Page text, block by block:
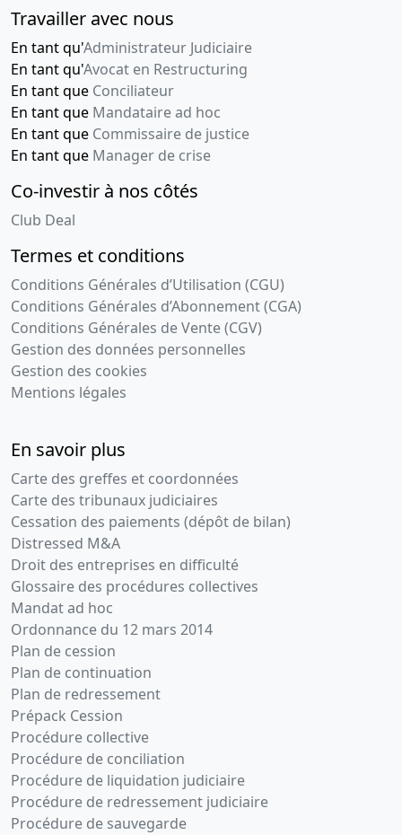
Travailler avec nous
En tant qu'Administrateur Judiciaire
En tant qu'Avocat en Restructuring
En tant que Conciliateur
En tant que Mandataire ad hoc
En tant que Commissaire de justice
En tant que Manager de crise
Co-investir à nos côtés
Club Deal
Termes et conditions
Conditions Générales d’Utilisation (CGU)
Conditions Générales d’Abonnement (CGA)
Conditions Générales de Vente (CGV)
Gestion des données personnelles
Gestion des cookies
Mentions légales
En savoir plus
Carte des greffes et coordonnées
Carte des tribunaux judiciaires
Cessation des paiements (dépôt de bilan)
Distressed M&A
Droit des entreprises en difficulté
Glossaire des procédures collectives
Mandat ad hoc
Ordonnance du 12 mars 2014
Plan de cession
Plan de continuation
Plan de redressement
Prépack Cession
Procédure collective
Procédure de conciliation
Procédure de liquidation judiciaire
Procédure de redressement judiciaire
Procédure de sauvegarde